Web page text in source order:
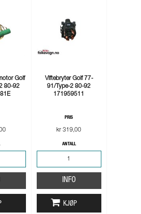
Golf
80-92
Viftebryter Golf 77-
91/Type-2 80-92
171959511
PRIS
kr 319,00
ANTALL
INFO
KJØP